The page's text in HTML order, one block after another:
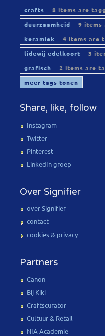
crafts
8 items are
duurzaamheid
9 items
keramiek
4 items are
lidewij edelkoort
3
grafisch
2 items are
meer tags tonen
Share, like, follow
Instagram
Twitter
Pinterest
LinkedIn groep
Over Signifier
over Signifier
contact
cookies & privacy
Partners
Canon
Bij Kiki
Craftscurator
Cultuur & Retail
NIA Academie